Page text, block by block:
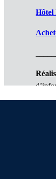
Hôtel